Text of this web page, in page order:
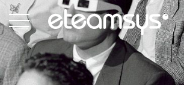
Aller
au
contenu
principal